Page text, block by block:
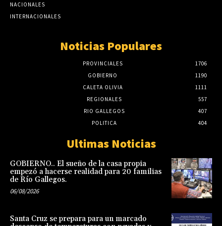
NACIONALES
INTERNACIONALES
Noticias Populares
PROVINCIALES
1706
GOBIERNO
1190
CALETA OLIVIA
1111
REGIONALES
557
RIO GALLEGOS
407
POLITICA
404
Ultimas Noticias
GOBIERNO.. El sueño de la casa propia
empezó a hacerse realidad para 20 familias
de Río Gallegos.
06/08/2026
Santa Cruz se prepara para un marcado